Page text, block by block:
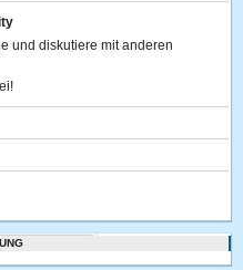
und diskutiere mit anderen